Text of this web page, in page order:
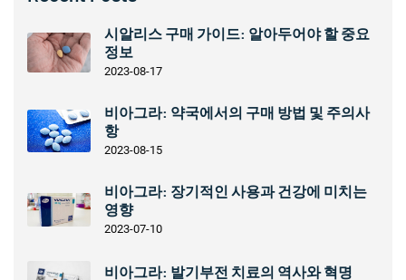
시알리스 구매 가이드: 알아두어야 할 중요
정보
2023-08-17
비아그라: 약국에서의 구매 방법 및 주의사
항
2023-08-15
비아그라: 장기적인 사용과 건강에 미치는
영향
2023-07-10
비아그라: 발기부전 치료의 역사와 혁명